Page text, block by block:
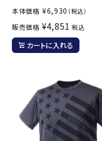
本体価格 ¥6,930 （税込）
販売価格 ¥4,851 税込
カートに入れる